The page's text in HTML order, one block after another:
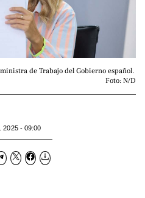
de Trabajo del Gobierno español.
Foto: N/D
2025 - 09:00